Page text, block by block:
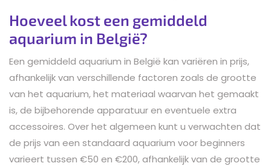
Hoeveel kost een gemiddeld
aquarium in België?
Een gemiddeld aquarium in België kan variëren in prijs,
afhankelijk van verschillende factoren zoals de grootte
van het aquarium, het materiaal waarvan het gemaakt
is, de bijbehorende apparatuur en eventuele extra
accessoires. Over het algemeen kunt u verwachten dat
de prijs van een standaard aquarium voor beginners
varieert tussen €50 en €200, afhankelijk van de grootte